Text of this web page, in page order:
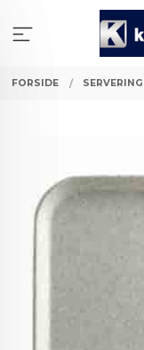
innholdet
FORSIDE SERVERING